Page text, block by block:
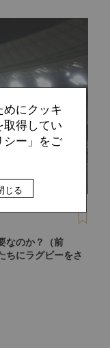
なのか？（前
ちにラグビーをさ
にクッキ
取得してい
シー」をご
じる